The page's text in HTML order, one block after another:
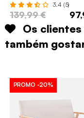
3.4 (5)
139,99 €
Os
também
PROMO -20%